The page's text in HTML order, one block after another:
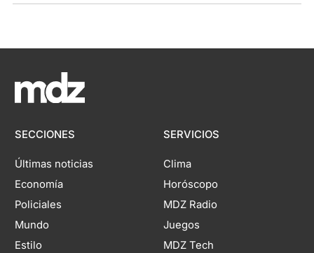
SECCIONES
Últimas noticias
Economía
Policiales
Mundo
Estilo
SERVICIOS
Clima
Horóscopo
MDZ Radio
Juegos
MDZ Tech